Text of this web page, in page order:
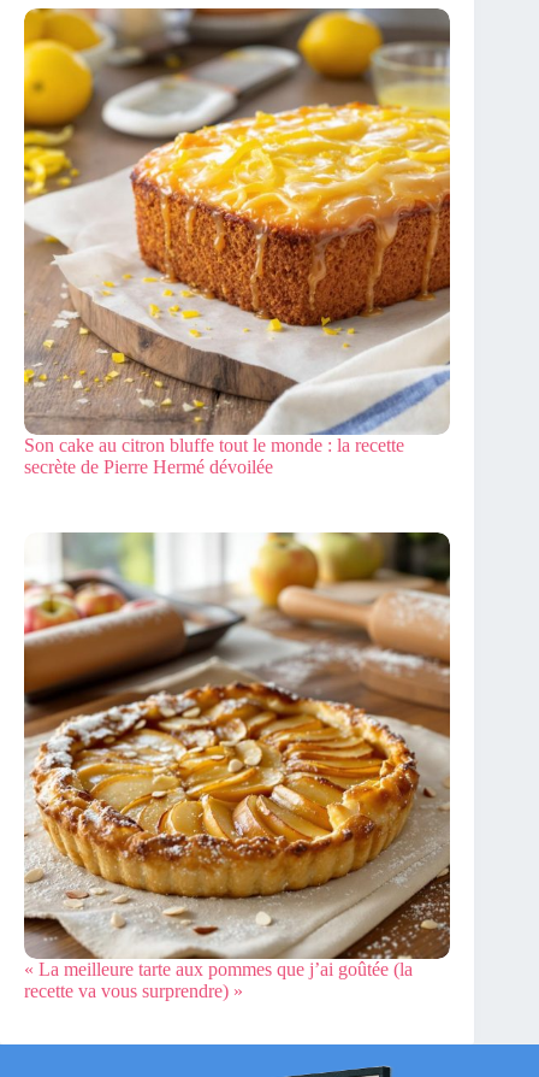
Son cake au citron bluffe tout le monde : la recette
secrète de Pierre Hermé dévoilée
« La meilleure tarte aux pommes que j’ai goûtée (la
recette va vous surprendre) »